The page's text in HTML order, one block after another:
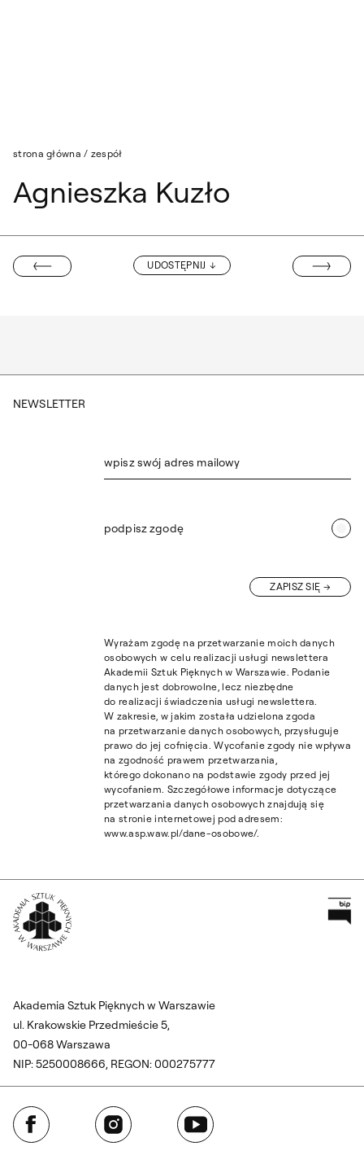
strona główna / zespół
Agnieszka Kuzło
UDOSTĘPNIJ
MOLKA
PAWEŁ
NEWSLETTER
wpisz swój adres mailowy
podpisz zgodę
ZAPISZ SIĘ
Wyrażam zgodę na przetwarzanie moich danych
osobowych w celu realizacji usługi newslettera
Akademii Sztuk Pięknych w Warszawie. Podanie
danych jest dobrowolne, lecz niezbędne
do realizacji świadczenia usługi newslettera.
W zakresie, w jakim została udzielona zgoda
na przetwarzanie danych osobowych, przysługuje
prawo do jej cofnięcia. Wycofanie zgody nie wpływa
na zgodność prawem przetwarzania,
którego dokonano na podstawie zgody przed jej
wycofaniem. Szczegółowe informacje dotyczące
przetwarzania danych osobowych znajdują się
na stronie internetowej pod adresem:
www.asp.waw.pl/dane-osobowe/.
Akademia Sztuk Pięknych w Warszawie
ul. Krakowskie Przedmieście 5,
00-068 Warszawa
NIP: 5250008666, REGON: 000275777
Facebook Instagram YouTube